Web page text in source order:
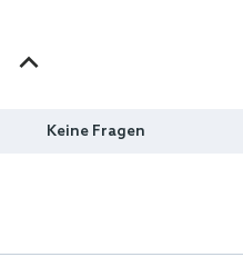
Keine Fragen